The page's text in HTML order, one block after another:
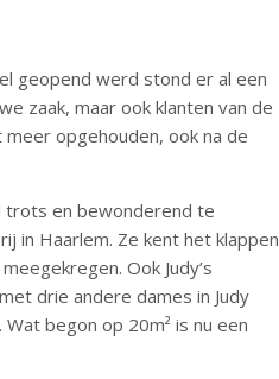
geopend werd stond er al een
zaak, maar ook klanten van de
opgehouden, ook na de
trots en bewonderend te
in Haarlem. Ze kent het klappen
Ook Judy’s
drie andere dames in Judy
begon op 20m² is nu een